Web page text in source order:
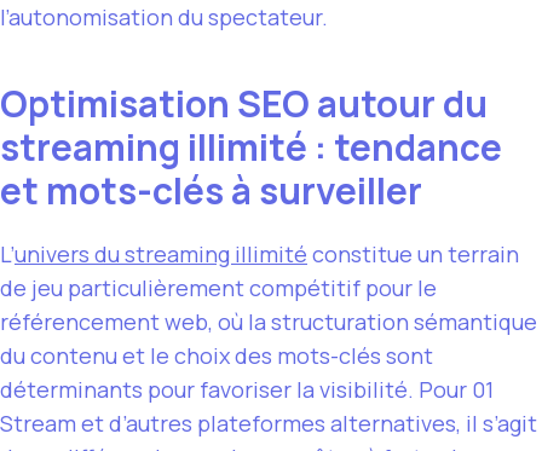
l’autonomisation du spectateur.
Optimisation SEO autour du
streaming illimité : tendance
et mots-clés à surveiller
L’univers du streaming illimité constitue un terrain
de jeu particulièrement compétitif pour le
référencement web, où la structuration sémantique
du contenu et le choix des mots-clés sont
déterminants pour favoriser la visibilité. Pour 01
Stream et d’autres plateformes alternatives, il s’agit